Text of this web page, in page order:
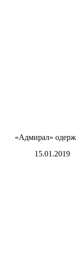
«Адмирал»
15.01.2019